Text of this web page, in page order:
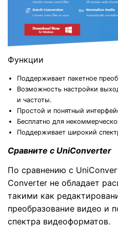
Функции
Поддерживает пакетное
Возможность настройки
и частоты.
Простой и понятный
Бесплатно для
Поддерживает широкий
Сравните с UniConverter
По сравнению с
Converter не обладает
такими как
преобразование видео и
спектра видеоформатов.